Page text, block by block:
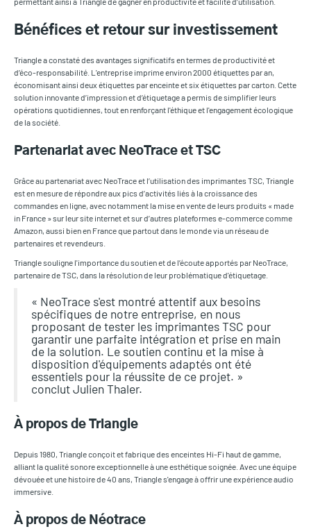
Bénéfices et retour sur investissement
Triangle a constaté des avantages significatifs en termes de productivité et
d’éco-responsabilité. L'entreprise imprime environ 2000 étiquettes par an,
économisant ainsi deux étiquettes par enceinte et six étiquettes par carton. Cette
solution innovante d’impression et d’étiquetage a permis de simplifier leurs
opérations quotidiennes, tout en renforçant l'éthique et l'engagement écologique
de la société.
Partenariat avec NeoTrace et TSC
Grâce au partenariat avec NeoTrace et l’utilisation des imprimantes TSC, Triangle
est en mesure de répondre aux pics d’activités liés à la croissance des
commandes en ligne, avec notamment la mise en vente de leurs produits « made
in France » sur leur site internet et sur d’autres plateformes e-commerce comme
Amazon, aussi bien en France que partout dans le monde via un réseau de
partenaires et revendeurs.
Triangle souligne l'importance du soutien et de l’écoute apportés par NeoTrace,
partenaire de TSC, dans la résolution de leur problématique d'étiquetage.
« NeoTrace s'est montré attentif aux besoins
spécifiques de notre entreprise, en nous
proposant de tester les imprimantes TSC pour
garantir une parfaite intégration et prise en main
de la solution. Le soutien continu et la mise à
disposition d'équipements adaptés ont été
essentiels pour la réussite de ce projet. »
conclut Julien Thaler.
À propos de Triangle
Depuis 1980, Triangle conçoit et fabrique des enceintes Hi-Fi haut de gamme,
alliant la qualité sonore exceptionnelle à une esthétique soignée. Avec une équipe
dévouée et une histoire de 40 ans, Triangle s'engage à offrir une expérience audio
immersive.
À propos de Néotrace